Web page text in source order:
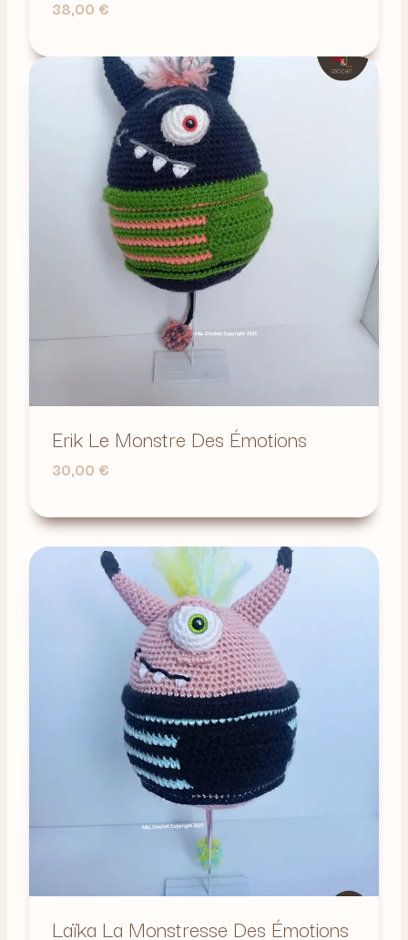
38,00 €
Erik Le Monstre Des Émotions
30,00 €
Laïka La Monstresse Des Émotions